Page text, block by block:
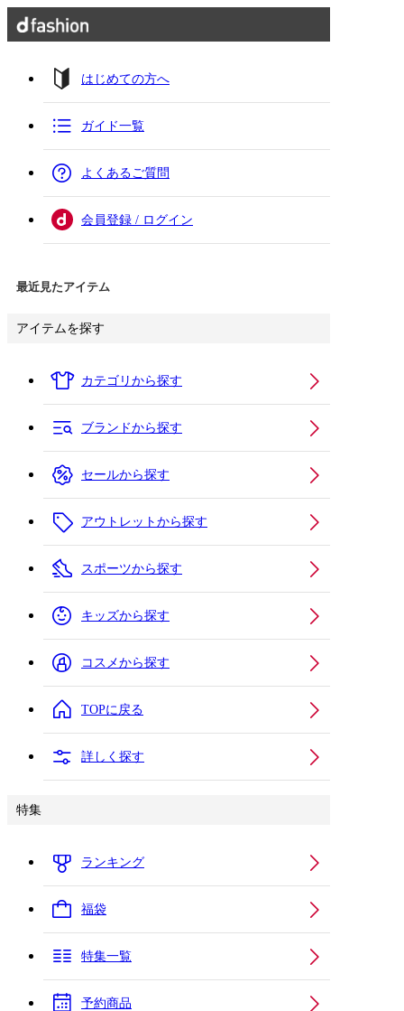
はじめての方へ
ガイド一覧
よくあるご質問
会員登録 / ログイン
最近見たアイテム
アイテムを探す
カテゴリから探す
ブランドから探す
セールから探す
アウトレットから探す
スポーツから探す
キッズから探す
コスメから探す
TOPに戻る
詳しく探す
特集
ランキング
福袋
特集一覧
予約商品